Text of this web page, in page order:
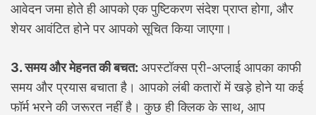
आवेदन जमा होते ही आपको एक पुष्टिकरण संदेश प्राप्त होगा, और
शेयर आवंटित होने पर आपको सूचित किया जाएगा।
3. समय और मेहनत की बचत:अपस्टॉक्स प्री-अप्लाई आपका काफी
समय और प्रयास बचाता है। आपको लंबी कतारों में खड़े होने या कई
फॉर्म भरने की जरूरत नहीं है। कुछ ही क्लिक के साथ, आप